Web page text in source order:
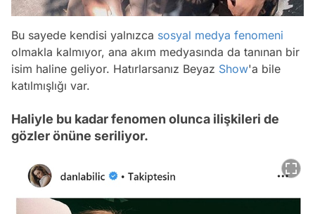
Bu sayede kendisi yalnızca sosyal medya fenomeni
olmakla kalmıyor, ana akım medyasında da tanınan bir
isim haline geliyor. Hatırlarsanız Beyaz Show'a bile
katılmışlığı var.
Haliyle bu kadar fenomen olunca ilişkileri de
gözler önüne seriliyor.